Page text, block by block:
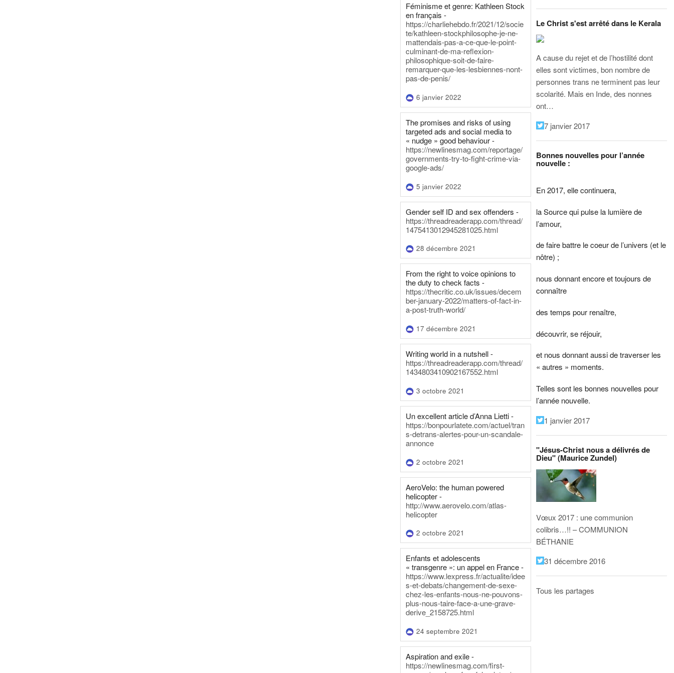
Féminisme et genre: Kathleen Stock
en français -
https://charliehebdo.fr/2021/12/socie
te/kathleen-stockphilosophe-je-ne-
mattendais-pas-a-ce-que-le-point-
culminant-de-ma-reflexion-
philosophique-soit-de-faire-
remarquer-que-les-lesbiennes-nont-
pas-de-penis/
6 janvier 2022
The promises and risks of using
targeted ads and social media to
« nudge » good behaviour -
https://newlinesmag.com/reportage/
governments-try-to-fight-crime-via-
google-ads/
5 janvier 2022
Gender self ID and sex offenders -
https://threadreaderapp.com/thread/
1475413012945281025.html
28 décembre 2021
From the right to voice opinions to
the duty to check facts -
https://thecritic.co.uk/issues/decem
ber-january-2022/matters-of-fact-in-
a-post-truth-world/
17 décembre 2021
Writing world in a nutshell -
https://threadreaderapp.com/thread/
1434803410902167552.html
3 octobre 2021
Un excellent article d’Anna Lietti -
https://bonpourlatete.com/actuel/tran
s-detrans-alertes-pour-un-scandale-
annonce
2 octobre 2021
AeroVelo: the human powered
helicopter -
http://www.aerovelo.com/atlas-
helicopter
2 octobre 2021
Enfants et adolescents
« transgenre »: un appel en France -
https://www.lexpress.fr/actualite/idee
s-et-debats/changement-de-sexe-
chez-les-enfants-nous-ne-pouvons-
plus-nous-taire-face-a-une-grave-
derive_2158725.html
24 septembre 2021
Aspiration and exile -
https://newlinesmag.com/first-
Le Christ s'est arrêté dans le Kerala
A cause du rejet et de l’hostilité dont
elles sont victimes, bon nombre de
personnes trans ne terminent pas leur
scolarité. Mais en Inde, des nonnes
ont…
7 janvier 2017
Bonnes nouvelles pour l’année
nouvelle :
En 2017, elle continuera,
la Source qui pulse la lumière de
l’amour,
de faire battre le coeur de l’univers (et le
nôtre) ;
nous donnant encore et toujours de
connaître
des temps pour renaître,
découvrir, se réjouir,
et nous donnant aussi de traverser les
« autres » moments.
Telles sont les bonnes nouvelles pour
l’année nouvelle.
1 janvier 2017
"Jésus-Christ nous a délivrés de
Dieu" (Maurice Zundel)
Vœux 2017 : une communion
colibris…!! – COMMUNION
BÉTHANIE
31 décembre 2016
Tous les partages